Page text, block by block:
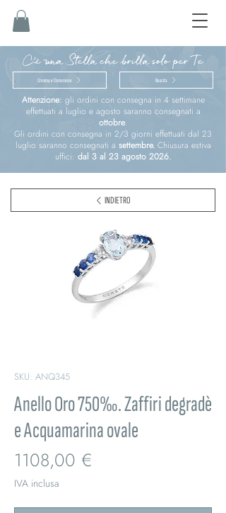
C'è una Stella che brilla solo per Te
Cresima e Comunione Nascita
Attenzione: gli ordini con consegna in 4 settimane
effettuati a luglio e agosto saranno consegnati a
ottobre.
Gli ordini con consegna in 2/3 giorni effettuati dal 23
luglio saranno consegnati a settembre.Chiusura estiva
uffici: dal 3 al 23 agosto 2026.
SKU: ANQ345
Anello Oro 750‰. Zaffiri degradè
e Acquamarina ovale
1108,00 €
IVA inclusa
INDIETRO